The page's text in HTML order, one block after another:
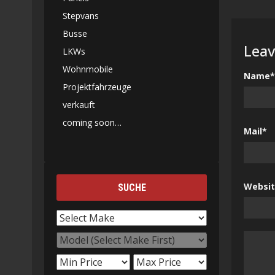
Name*
Mail*
Stepvans
Busse
LKWs
Wohnmobile
Projektfahrzeuge
verkauft
coming soon…
SUCHE